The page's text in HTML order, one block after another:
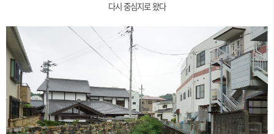
다시 중심지로 왔다